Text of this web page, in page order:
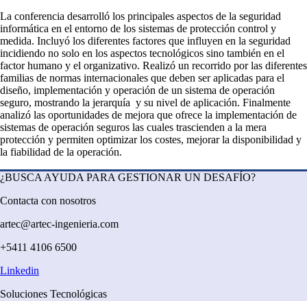
La conferencia desarrolló los principales aspectos de la seguridad
informática en el entorno de los sistemas de protección control y
medida. Incluyó los diferentes factores que influyen en la seguridad
incidiendo no solo en los aspectos tecnológicos sino también en el
factor humano y el organizativo. Realizó un recorrido por las diferentes
familias de normas internacionales que deben ser aplicadas para el
diseño, implementación y operación de un sistema de operación
seguro, mostrando la jerarquía y su nivel de aplicación. Finalmente
analizó las oportunidades de mejora que ofrece la implementación de
sistemas de operación seguros las cuales trascienden a la mera
protección y permiten optimizar los costes, mejorar la disponibilidad y
la fiabilidad de la operación.
¿BUSCA AYUDA PARA GESTIONAR UN DESAFÍO?
Contacta con nosotros
artec@artec-ingenieria.com
+5411 4106 6500
Linkedin
Soluciones Tecnológicas